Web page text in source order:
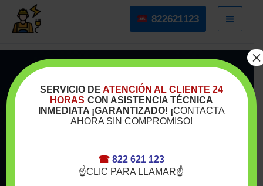
822621123
SERVICIO TÉCNICO A DOMICILIO
Reparación de Extractoresy
Campanas Extractoras en Tenerife
Servicio técnico especializado en
reparación, instalación y mantenimiento
SERVICIO DE ATENCIÓN AL CLIENTE 24
HORAS CON ASISTENCIA TÉCNICA
INMEDIATA ¡GARANTIZADO! ¡CONTACTA
AHORA SIN COMPROMISO!
☎ 822 621 123
☝CLIC PARA LLAMAR☝
×